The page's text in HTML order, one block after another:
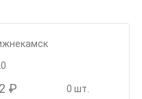
₽ 0 шт.